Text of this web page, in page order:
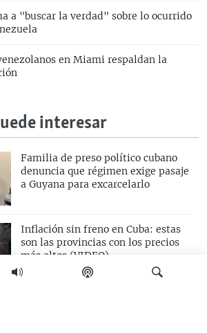
a "buscar la verdad" sobre lo ocurrido
en Miami respaldan la
interesar
Familia de preso político cubano
denuncia que régimen exige pasaje
a Guyana para excarcelarlo
Inflación sin freno en Cuba: estas
son las provincias con los precios
más altos (VIDEO)